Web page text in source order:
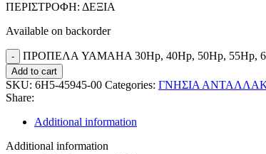
ΠΕΡΙΣΤΡΟΦΗ: ΔΕΞΙΑ
Available on backorder
ΠΡΟΠΕΛΑ YAMAHA 30Hp, 40Hp, 50Hp, 55Hp,
Add to cart
SKU: 6H5-45945-00 Categories: ΓΝΗΣΙΑ
Share:
Additional information
Additional information